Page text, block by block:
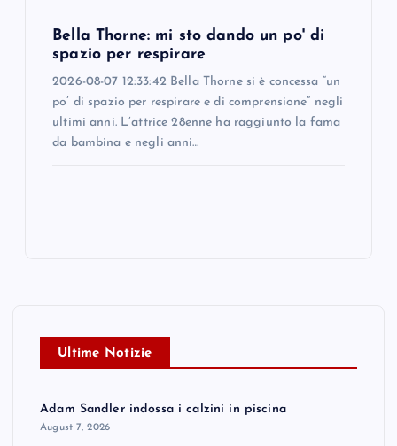
Bella Thorne: mi sto dando un po' di
spazio per respirare
2026-08-07 12:33:42 Bella Thorne si è concessa “un
po’ di spazio per respirare e di comprensione” negli
ultimi anni. L’attrice 28enne ha raggiunto la fama
da bambina e negli anni…
Ultime Notizie
Adam Sandler indossa i calzini in piscina
August 7, 2026